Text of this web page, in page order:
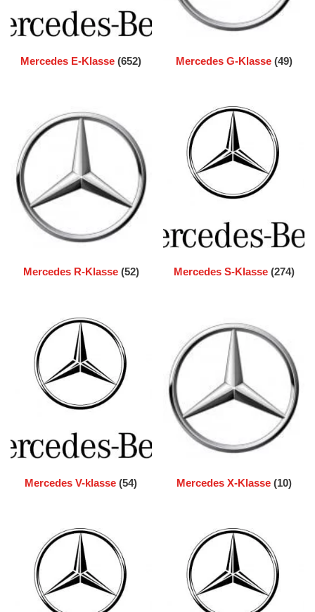
Mercedes E-Klasse(652) Mercedes G-Klasse (49)
Mercedes R-Klasse (52) Mercedes S-Klasse (274)
Mercedes V-klasse(54) Mercedes X-Klasse (10)